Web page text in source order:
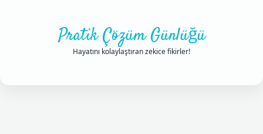
Pratik Çözüm Günlüğü
Hayatını kolaylaştıran zekice fikirler!